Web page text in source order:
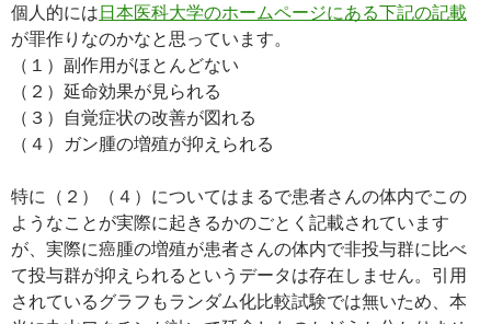
個人的には日本医科大学のホームページにある下記の記載
が罪作りなのかなと思っています。
（１）副作用がほとんどない
（２）延命効果が見られる
（３）自覚症状の改善が図れる
（４）ガン腫の増殖が抑えられる
特に（２）（４）についてはまるで患者さんの体内でこの
ようなことが実際に起きるかのごとく記載されています
が、実際に癌腫の増殖が患者さんの体内で非投与群に比べ
て投与群が抑えられるというデータは存在しません。引用
されているグラフもランダム化比較試験では無いため、本